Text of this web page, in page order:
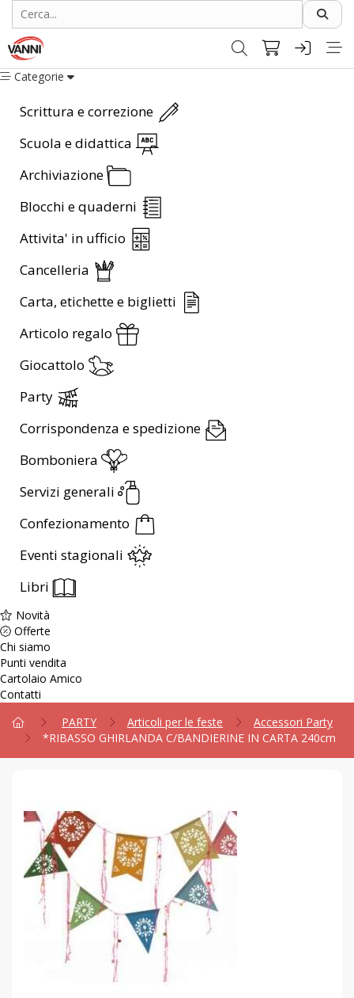
Categorie
Scrittura e correzione
Scuola e didattica
Archiviazione
Blocchi e quaderni
Attivita' in ufficio
Cancelleria
Carta, etichette e biglietti
Articolo regalo
Giocattolo
Party
Corrispondenza e spedizione
Bomboniera
Servizi generali
Confezionamento
Eventi stagionali
Libri
Novità
Offerte
Chi siamo
Punti vendita
Cartolaio Amico
Contatti
PARTY
Articoli per le feste
Accessori Party
*RIBASSO GHIRLANDA C/BANDIERINE IN CARTA 240cm